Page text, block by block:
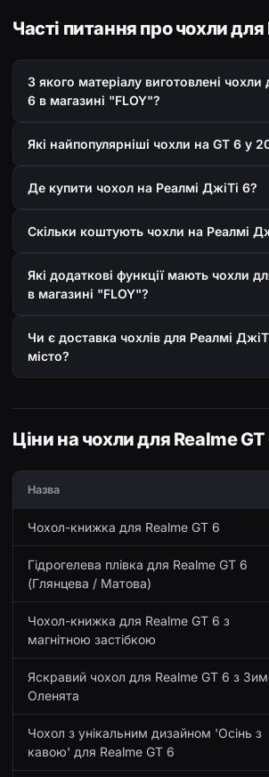
Часті питання про чохли для
З якого матеріалу виготовлені чохли
6 в магазині "FLOY"?
Які найпопулярніші чохли на GT 6 у
Де купити чохол на Реалмі ДжіТі 6?
Скільки коштують чохли на Реалмі
Які додаткові функції мають чохли
в магазині "FLOY"?
Чи є доставка чохлів для Реалмі
місто?
Ціни на чохли для Realme GT
Назва
Чохол-книжка для Realme GT 6
Гідрогелева плівка для Realme GT 6
(Глянцева / Матова)
Чохол-книжка для Realme GT 6 з
магнітною застібкою
Яскравий чохол для Realme GT 6 з
Оленята
Чохол з унікальним дизайном 'Осінь з
кавою' для Realme GT 6